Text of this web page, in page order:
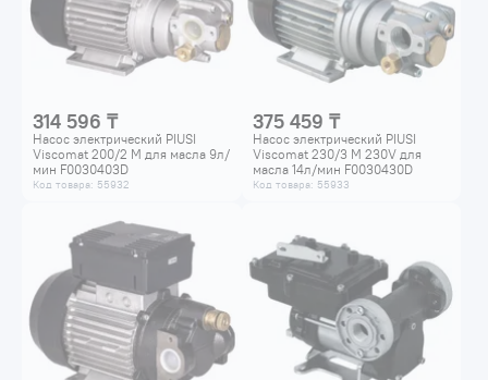
314 596 ₸
Насос электрический PIUSI
Viscomat 200/2 M для масла 9л/
мин F0030403D
Код товара: 55932
375 459 ₸
Насос электрический PIUSI
Viscomat 230/3 М 230V для
масла 14л/мин F0030430D
Код товара: 55933